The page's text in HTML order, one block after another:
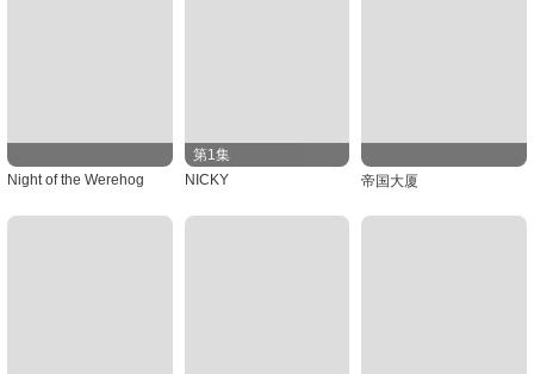
Night of the Werehog
第1集
NICKY
帝国大厦